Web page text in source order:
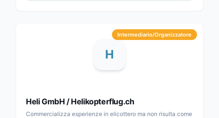
H
Intermediario/Organizzatore
Heli GmbH / Helikopterflug.ch
Commercializza esperienze in elicottero ma non risulta come